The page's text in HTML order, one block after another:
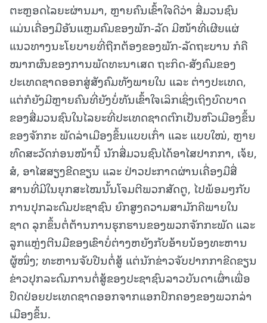
ຕະຫຼອດໄລຍະຜ່ານມາ, ຫຼາຍຄົນເຂົ້າໃຈດີວ່າ ສື່ມວນຊົນ
ແມ່ນເຄື່ອງມືອັນແຫຼມຄົມຂອງພັກ-ລັດ ມີໜ້າທີ່ເຜີຍແຜ່
ແນວທາງນະໂຍບາຍທີ່ຖືກຕ້ອງຂອງພັກ-ລັດຖະບານ ກໍຄື
ໝາກຜົນຂອງການພັດທະນາເສດ ຖະກິດ-ສັງຄົມຂອງ
ປະເທດຊາດອອກສູ່ສັງຄົມທັງພາຍໃນ ແລະ ຕ່າງປະເທດ,
ແຕ່ກໍຍັງມີຫຼາຍຄົນທີ່ຍັງບໍ່ທັນເຂົ້າໃຈເລິກເຊິ່ງເຖິງບົດບາດ
ຂອງສື່ມວນຊົນໃນໄລຍະທີ່ປະເທດຊາດຕົກເປັນຫົວເມືອງຂຶ້ນ
ຂອງຈັກກະ ພັດລ່າເມືອງຂຶ້ນແບບເກົ່າ ແລະ ແບບໃໝ່, ຫຼາຍ
ທົດສະວັດກ່ອນໜ້ານີ້ ນັກສື່ມວນຊົນໄດ້ອາໄສປາກກາ, ເຈ້ຍ,
ສໍ, ອາໄສສຽງຂີດຂຽນ ແລະ ປ່າວປະກາດຜ່ານເຄື່ອງມືສື່
ສານທີ່ມີໃນຍຸກສະໄໝນັ້ນໂຈມຕີພວກສັດຕູ, ໄປພ້ອມໆກັບ
ການປຸກລະດົມປະຊາຊົນ ຍົກສູງຄວາມສາມັກຄີພາຍໃນ
ຊາດ ລຸກຂຶ້ນຕໍ່ຕ້ານການຮຸກຮານຂອງພວກຈັກກະພັດ ແລະ
ລູກແຫຼ່ງຕີນມືຂອງເຂົາບໍ່ຕ່າງຫຍັງກັບອ້າຍນ້ອງທະຫານ
ຜູ້ໜຶ່ງ; ທະຫານຈັບປືນຕໍ່ສູ້ ແຕ່ນັກຂ່າວຈັບປາກກາຂີດຂຽນ
ຂ່າວປຸກລະດົມການຕໍ່ສູ້ຂອງປະຊາຊົນລາວບັນດາເຜົ່າເພື່ອ
ປົດປ່ອຍປະເທດຊາດອອກຈາກແອກປົກຄອງຂອງພວກລ່າ
ເມືອງຂຶ້ນ.